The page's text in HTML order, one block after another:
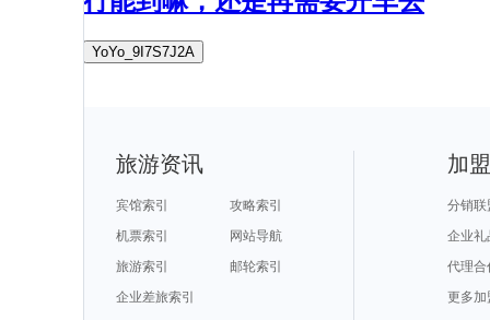
YoYo_9I7S7J2A
旅游资讯
宾馆索引
攻略索引
机票索引
网站导航
旅游索引
邮轮索引
企业差旅索引
加
分销联
企业礼
代理合
更多加